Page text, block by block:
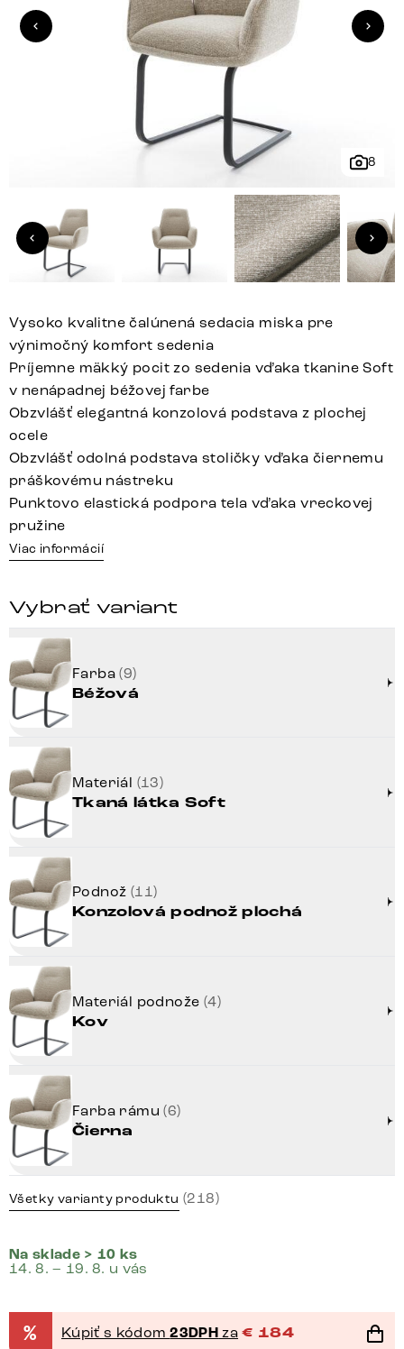
8
Vysoko kvalitne čalúnená sedacia miska pre
výnimočný komfort sedenia
Príjemne mäkký pocit zo sedenia vďaka tkanine Soft
v nenápadnej béžovej farbe
Obzvlášť elegantná konzolová podstava z plochej
ocele
Obzvlášť odolná podstava stoličky vďaka čiernemu
práškovému nástreku
Punktovo elastická podpora tela vďaka vreckovej
pružine
Viac informácií
Vybrať variant
Farba(9)
Béžová
Materiál (13)
Tkaná látka Soft
Podnož (11)
Konzolová podnož plochá
Materiál podnože (4)
Kov
Farba rámu(6)
Čierna
Všetky varianty produktu (218)
Na sklade > 10 ks
14. 8. – 19. 8. u vás
% Kúpiť s kódom23DPH za € 184